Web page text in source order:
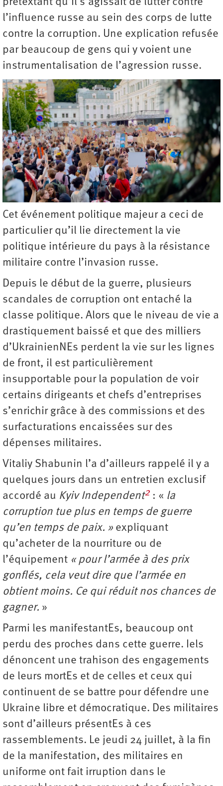
l’influence russe au sein des corps de lutte
contre la corruption. Une explication refusée
par beaucoup de gens qui y voient une
instrumentalisation de l’agression russe.
Cet événement politique majeur a ceci de
particulier qu’il lie directement la vie
politique intérieure du pays à la résistance
militaire contre l’invasion russe.
Depuis le début de la guerre, plusieurs
scandales de corruption ont entaché la
classe politique. Alors que le niveau de vie a
drastiquement baissé et que des milliers
d’UkrainienNEs perdent la vie sur les lignes
de front, il est particulièrement
insupportable pour la population de voir
certains dirigeants et chefs d’entreprises
s’enrichir grâce à des commissions et des
surfacturations encaissées sur des
dépenses militaires.
Vitaliy Shabunin l’a d’ailleurs rappelé il y a
quelques jours dans un entretien exclusif
accordé au Kyiv Independent2 : « la
corruption tue plus en temps de guerre
qu’en temps de paix. » expliquant
qu’acheter de la nourriture ou de
l’équipement « pour l’armée à des prix
gonflés, cela veut dire que l’armée en
obtient moins. Ce qui réduit nos chances de
gagner. »
Parmi les manifestantEs, beaucoup ont
perdu des proches dans cette guerre. Iels
dénoncent une trahison des engagements
de leurs mortEs et de celles et ceux qui
continuent de se battre pour défendre une
Ukraine libre et démocratique. Des militaires
sont d’ailleurs présentEs à ces
rassemblements. Le jeudi 24 juillet, à la fin
de la manifestation, des militaires en
uniforme ont fait irruption dans le